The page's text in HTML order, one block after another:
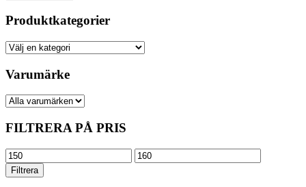
Produktkategorier
Varumärke
FILTRERA PÅ PRIS
Min
pris
Max
pris
Filtrera